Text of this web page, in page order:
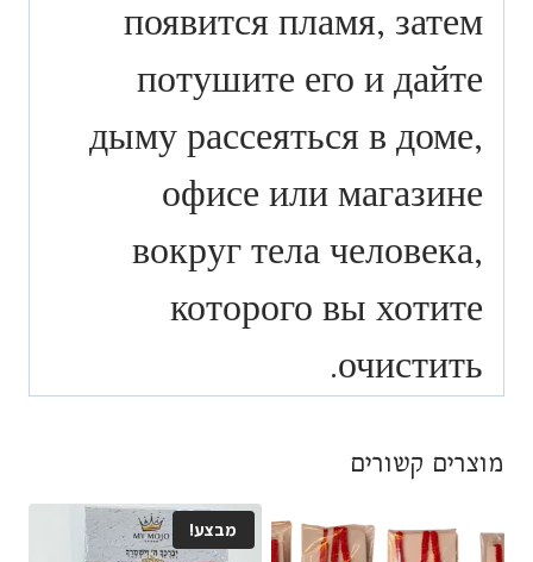
появится пламя, затем
потушите его и дайте
дыму рассеяться в доме,
офисе или магазине
вокруг тела человека,
которого вы хотите
очистить.
מוצרים קשורים
מבצע!